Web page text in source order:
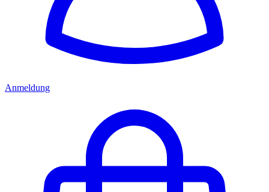
Anmeldung